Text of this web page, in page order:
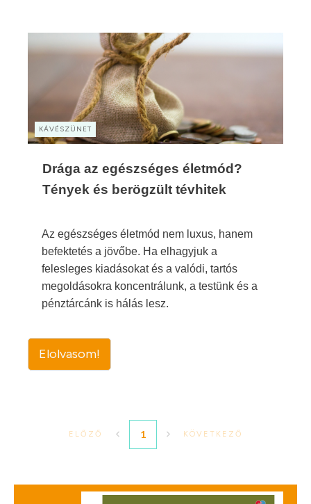
KÁVÉSZÜNET
Drága az egészséges életmód?
Tények és berögzült tévhitek
Az egészséges életmód nem luxus, hanem
befektetés a jövőbe. Ha elhagyjuk a
felesleges kiadásokat és a valódi, tartós
megoldásokra koncentrálunk, a testünk és a
pénztárcánk is hálás lesz.
Elolvasom!
ELŐZŐ 1 KÖVETKEZŐ